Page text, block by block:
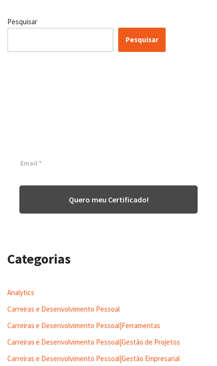
Pesquisar
Pesquisar
Quero meu Certificado!
Categorias
Analytics
Carreiras e Desenvolvimento Pessoal
Carreiras e Desenvolvimento Pessoal|Ferramentas
Carreiras e Desenvolvimento Pessoal|Gestão de Projetos
Carreiras e Desenvolvimento Pessoal|Gestão Empresarial